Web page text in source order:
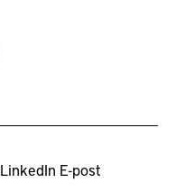
LinkedIn E-post